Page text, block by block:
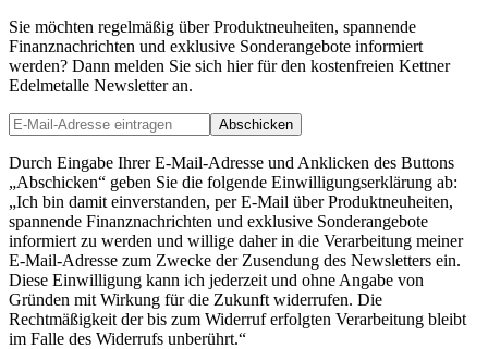
Sie möchten regelmäßig über Produktneuheiten, spannende
Finanznachrichten und exklusive Sonderangebote informiert
werden? Dann melden Sie sich hier für den kostenfreien Kettner
Edelmetalle Newsletter an.
Abschicken
Durch Eingabe Ihrer E-Mail-Adresse und Anklicken des Buttons
„Abschicken“ geben Sie die folgende Einwilligungserklärung ab:
„Ich bin damit einverstanden, per E-Mail über Produktneuheiten,
spannende Finanznachrichten und exklusive Sonderangebote
informiert zu werden und willige daher in die Verarbeitung meiner
E-Mail-Adresse zum Zwecke der Zusendung des Newsletters ein.
Diese Einwilligung kann ich jederzeit und ohne Angabe von
Gründen mit Wirkung für die Zukunft widerrufen. Die
Rechtmäßigkeit der bis zum Widerruf erfolgten Verarbeitung bleibt
im Falle des Widerrufs unberührt.“